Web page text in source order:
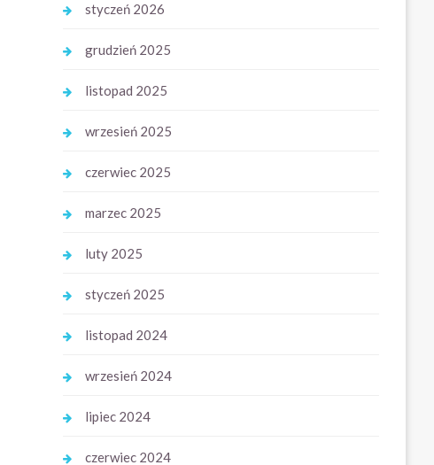
styczeń 2026
grudzień 2025
listopad 2025
wrzesień 2025
czerwiec 2025
marzec 2025
luty 2025
styczeń 2025
listopad 2024
wrzesień 2024
lipiec 2024
czerwiec 2024